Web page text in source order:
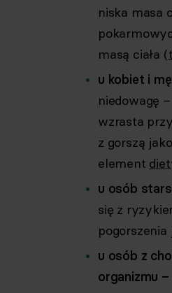
niska masa
masą ciała (
u kobiet i
niedowagę
wzrasta
z gorszą
element
u osób
się z
u osób z
organizmu –